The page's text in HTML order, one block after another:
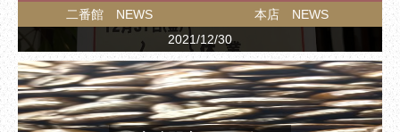
二番館 NEWS
本店 NEWS
2021/12/30